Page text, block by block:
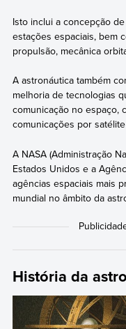
Isto inclui a concepção
estações espaciais, bem
propulsão, mecânica
A astronáutica também
melhoria de tecnologias
comunicação no espaço,
comunicações por
A NASA (Administração
Estados Unidos e a
agências espaciais mais
mundial no âmbito da
História da